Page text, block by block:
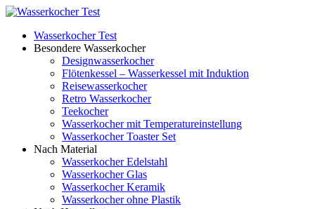
Wasserkocher Test
Besondere Wasserkocher
Designwasserkocher
Flötenkessel – Wasserkessel mit Induktion
Reisewasserkocher
Retro Wasserkocher
Teekocher
Wasserkocher mit Temperatureinstellung
Wasserkocher Toaster Set
Nach Material
Wasserkocher Edelstahl
Wasserkocher Glas
Wasserkocher Keramik
Wasserkocher ohne Plastik